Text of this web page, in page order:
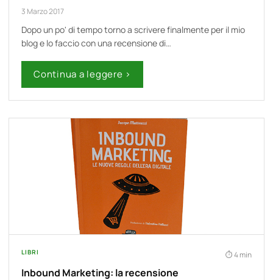
3 Marzo 2017
Dopo un po' di tempo torno a scrivere finalmente per il mio
blog e lo faccio con una recensione di…
Continua a leggere ›
LIBRI 4 min
Inbound Marketing: la recensione